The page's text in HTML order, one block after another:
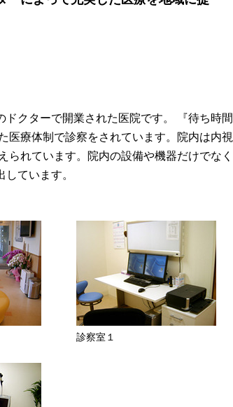
クターで開業された医院です。 『待ち時
医療体制で診察をされています。院内は内
られています。院内の設備や機器だけでな
ています。
診察室１